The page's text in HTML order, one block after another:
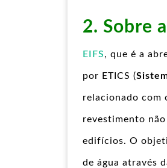
2. Sobre
EIFS, que é a
por ETICS (
relacionado com
revestimento
edifícios. O
de água através